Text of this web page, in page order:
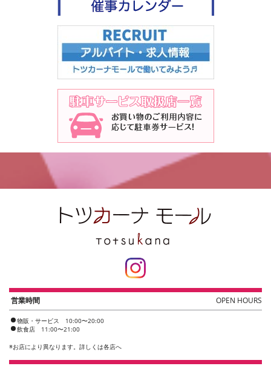
営業時間 OPEN HOURS
物販・サービス 10:00〜20:00
飲食店 11:00〜21:00
※お店により異なります。詳しくは各店へ